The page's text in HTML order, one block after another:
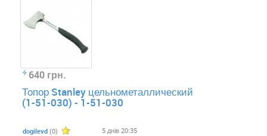
640 грн.
Топор Stanley цельнометаллический
(1-51-030) - 1-51-030
dogilevd (0) 5 днів 20:35